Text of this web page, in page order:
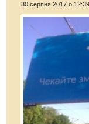
30 серпня 2017 о 12:39